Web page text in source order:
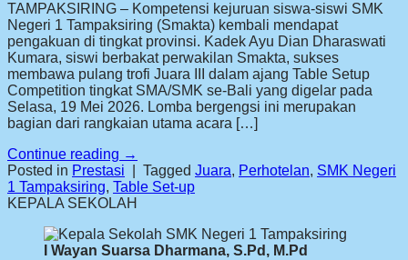
TAMPAKSIRING – Kompetensi kejuruan siswa-siswi SMK
Negeri 1 Tampaksiring (Smakta) kembali mendapat
pengakuan di tingkat provinsi. Kadek Ayu Dian Dharaswati
Kumara, siswi berbakat perwakilan Smakta, sukses
membawa pulang trofi Juara III dalam ajang Table Setup
Competition tingkat SMA/SMK se-Bali yang digelar pada
Selasa, 19 Mei 2026. Lomba bergengsi ini merupakan
bagian dari rangkaian utama acara […]
Continue reading →
Posted in Prestasi Tagged Juara, Perhotelan, SMK Negeri
1 Tampaksiring, Table Set-up
KEPALA SEKOLAH
I Wayan Suarsa Dharmana, S.Pd, M.Pd